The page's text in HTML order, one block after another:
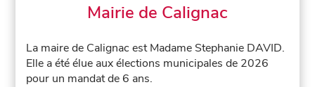
Mairie de Calignac
La maire de Calignac est Madame Stephanie DAVID.
Elle a été élue aux élections municipales de 2026
pour un mandat de 6 ans.